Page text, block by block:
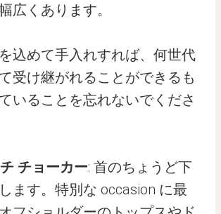
広くあります。
込めて手入れすれば、何世代
受け継がれることができるも
いることを忘れないでくださ
チョーカー: 首のちょうど下
ます。特別な occasion に最